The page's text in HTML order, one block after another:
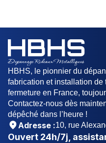
fonctionnera à
HBHS, le pionnier du
fabrication et installation de
fermeture en France,
Contactez-nous dès
dépêché dans l’heure !
Adresse :10, rue
Ouvert 24h/7j ,